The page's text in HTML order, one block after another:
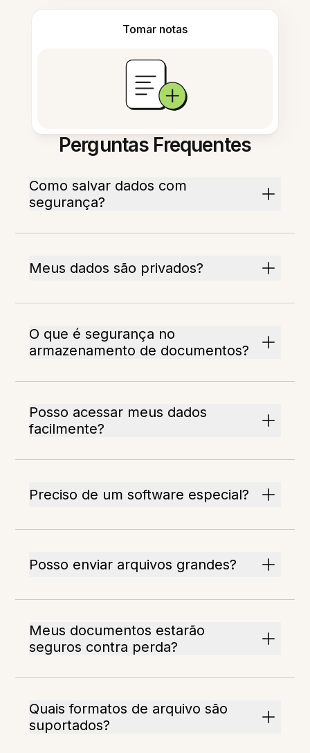
Tomar notas
Perguntas Frequentes
Como salvar dados com
segurança?
Meus dados são privados?
O que é segurança no
armazenamento de documentos?
Posso acessar meus dados
facilmente?
Preciso de um software especial?
Posso enviar arquivos grandes?
Meus documentos estarão
seguros contra perda?
Quais formatos de arquivo são
suportados?